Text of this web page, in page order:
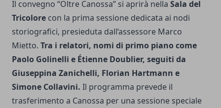
Il convegno “Oltre Canossa” si aprirà nella Sala del
Tricolore con la prima sessione dedicata ai nodi
storiografici, presieduta dall’assessore Marco
Mietto. Tra i relatori, nomi di primo piano come
Paolo Golinelli e Étienne Doublier, seguiti da
Giuseppina Zanichelli, Florian Hartmann e
Simone Collavini. Il programma prevede il
trasferimento a Canossa per una sessione speciale